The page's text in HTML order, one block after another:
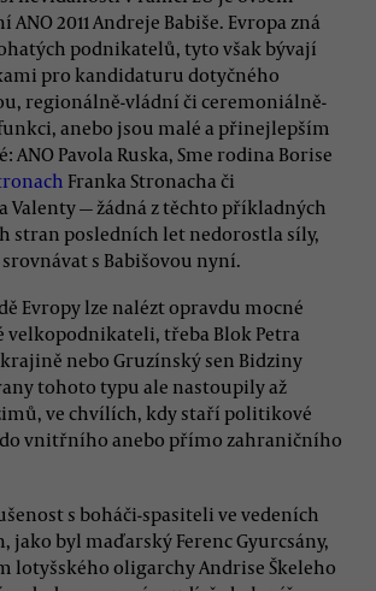
2011 Andreje Babiše. Evropa zná
podnikatelů, tyto však bývají
pro kandidaturu dotyčného
regionálně-vládní či ceremoniálně-
anebo jsou malé a přinejlepším
ANO Pavola Ruska, Sme rodina Borise
Franka Stronacha či
Valenty — žádná z těchto příkladných
stran posledních let nedorostla síly,
s Babišovou nyní.
Evropy lze nalézt opravdu mocné
velkopodnikateli, třeba Blok Petra
nebo Gruzínský sen Bidziny
tohoto typu ale nastoupily až
ve chvílích, kdy staří politikové
vnitřního anebo přímo zahraničního
s boháči-spasiteli ve vedeních
jako byl maďarský Ferenc Gyurcsány,
lotyšského oligarchy Andrise Škeleho